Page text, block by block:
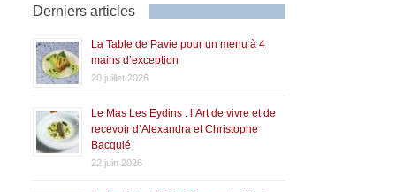
Derniers articles
La Table de Pavie pour un menu à 4
mains d’exception
20 juillet 2026
Le Mas Les Eydins : l’Art de vivre et de
recevoir d’Alexandra et Christophe
Bacquié
22 juin 2026